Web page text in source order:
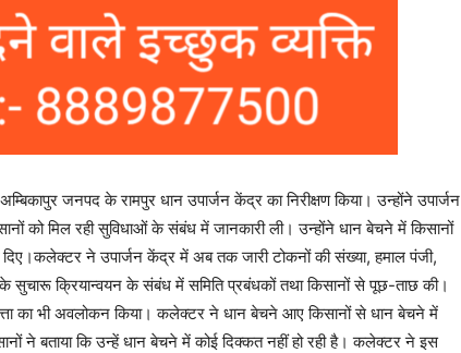
जनपद के रामपुर धान उपार्जन केंद्र का निरीक्षण किया। उन्होंने उपार्जन
को मिल रही सुविधाओं के संबंध में जानकारी ली। उन्होंने धान बेचने में किसानों
दिए।कलेक्टर ने उपार्जन केंद्र में अब तक जारी टोकनों की संख्या, हमाल पंजी,
सुचारू क्रियान्वयन के संबंध में समिति प्रबंधकों तथा किसानों से पूछ-ताछ की।
का भी अवलोकन किया। कलेक्टर ने धान बेचने आए किसानों से धान बेचने में
ने बताया कि उन्हें धान बेचने में कोई दिक्कत नहीं हो रही है। कलेक्टर ने इस